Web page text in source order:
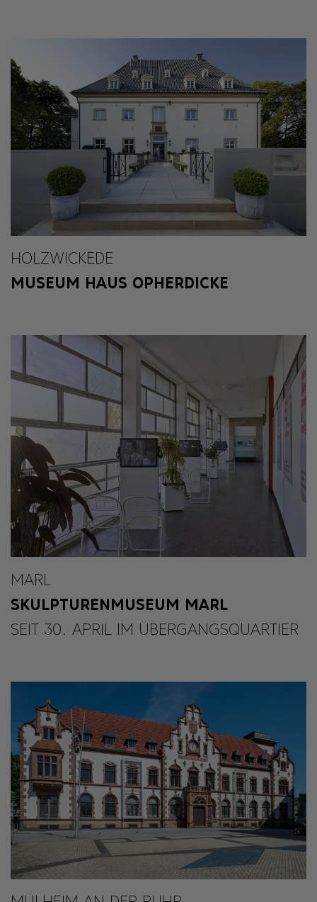
HOLZWICKEDE
MUSEUM HAUS OPHERDICKE
MARL
SKULPTURENMUSEUM MARL
SEIT 30. APRIL IM ÜBERGANGSQUARTIER